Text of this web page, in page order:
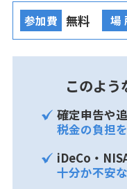
参加費 無料 場
このよう
確定申告や
税金の負担
iDeCo・
十分か不安